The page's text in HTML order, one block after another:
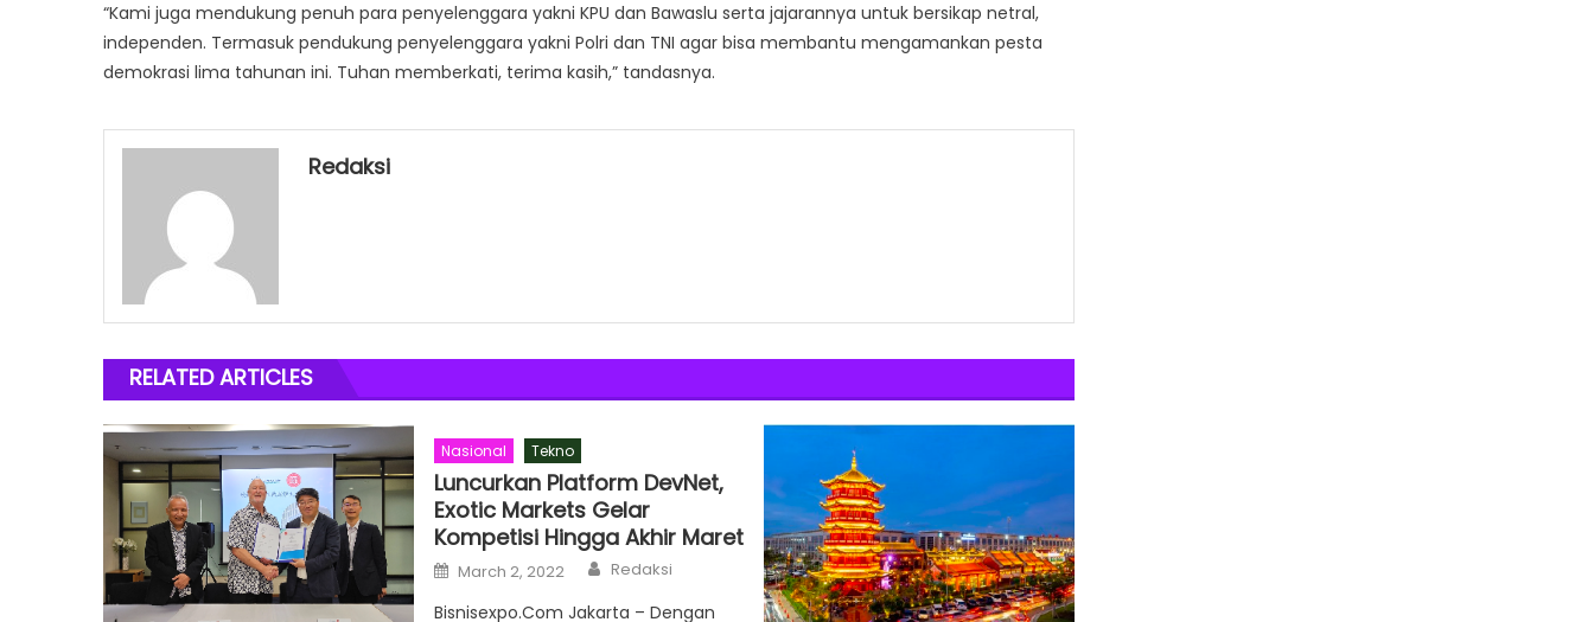
“Kami juga mendukung penuh para penyelenggara yakni KPU dan Bawaslu serta jajarannya untuk bersikap netral,
independen. Termasuk pendukung penyelenggara yakni Polri dan TNI agar bisa membantu mengamankan pesta
demokrasi lima tahunan ini. Tuhan memberkati, terima kasih,” tandasnya.
Redaksi
RELATED ARTICLES
Nasional Tekno
Luncurkan Platform DevNet,
Exotic Markets Gelar
Kompetisi Hingga Akhir Maret
Posted
on
March 2, 2022 Author
Redaksi
Bisnisexpo.Com Jakarta – Dengan